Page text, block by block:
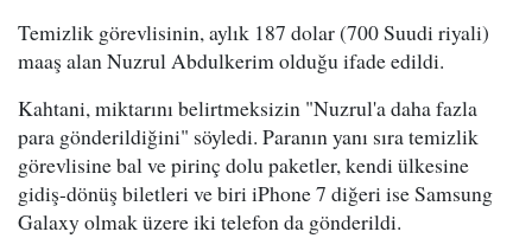
Temizlik görevlisinin, aylık 187 dolar (700 Suudi riyali)
maaş alan Nuzrul Abdulkerim olduğu ifade edildi.
Kahtani, miktarını belirtmeksizin "Nuzrul'a daha fazla
para gönderildiğini" söyledi. Paranın yanı sıra temizlik
görevlisine bal ve pirinç dolu paketler, kendi ülkesine
gidiş-dönüş biletleri ve biri iPhone 7 diğeri ise Samsung
Galaxy olmak üzere iki telefon da gönderildi.